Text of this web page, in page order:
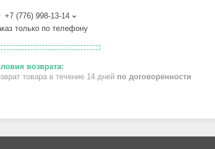
+7 (776) 998-13-14
только по телефону
товара в течение 14 дней по договоренности